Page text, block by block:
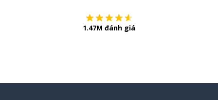
1.47M đánh giá